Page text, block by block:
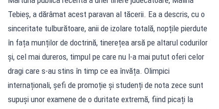
Tebieș, a dărâmat acest paravan al tăcerii. Ea a descris, cu o
sinceritate tulburătoare, anii de izolare totală, nopțile pierdute
în fața munților de doctrină, tinerețea arsă pe altarul codurilor
și, cel mai dureros, timpul pe care nu l-a mai putut oferi celor
dragi care s-au stins în timp ce ea învăța. Olimpici
internaționali, șefi de promoție și studenți de nota zece sunt
supuși unor examene de o duritate extremă, fiind picați la